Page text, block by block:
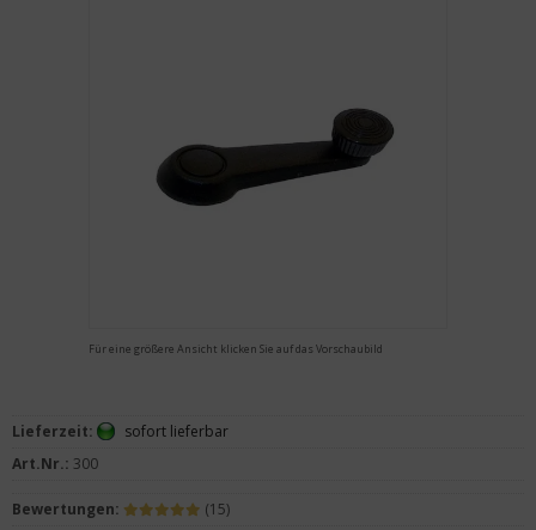
Für eine größere Ansicht klicken Sie auf das Vorschaubild
Lieferzeit:
sofort lieferbar
Art.Nr.: 300
Bewertungen:
(15)